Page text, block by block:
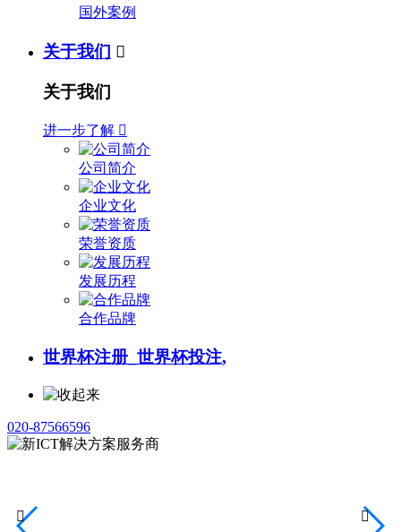
国外案例
关于我们 
关于我们
进一步了解 
公司简介
企业文化
荣誉资质
发展历程
合作品牌
世界杯注册_世界杯投注,
020-87566596
 